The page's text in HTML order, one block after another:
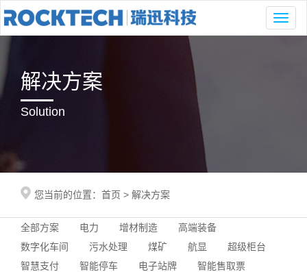
解决方案
Solution
您当前的位置： 首页 > 解决方案
全部方案 电力 增材制造
高端装备
数字化车间
污水处理 煤矿 航显
超级柜台
智慧支付
智能停车 电子站牌 智能售取票